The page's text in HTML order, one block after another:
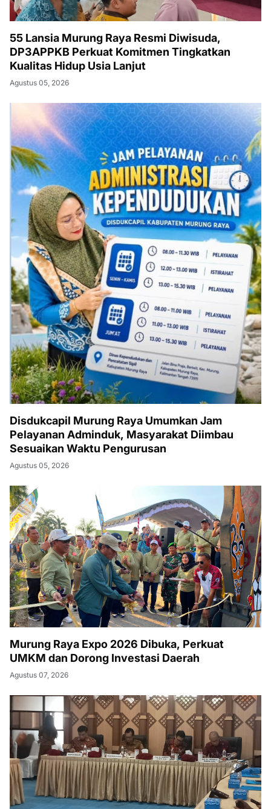
55 Lansia Murung Raya Resmi Diwisuda,
DP3APPKB Perkuat Komitmen Tingkatkan
Kualitas Hidup Usia Lanjut
Agustus 05, 2026
Disdukcapil Murung Raya Umumkan Jam
Pelayanan Adminduk, Masyarakat Diimbau
Sesuaikan Waktu Pengurusan
Agustus 05, 2026
Murung Raya Expo 2026 Dibuka, Perkuat
UMKM dan Dorong Investasi Daerah
Agustus 07, 2026